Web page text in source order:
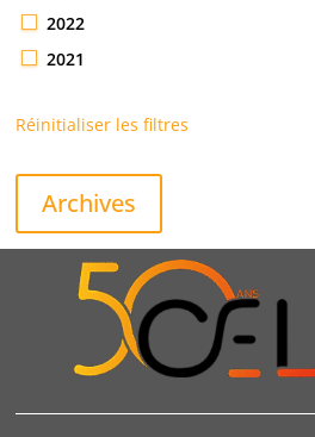
2022
2021
Réinitialiser les filtres
Archives